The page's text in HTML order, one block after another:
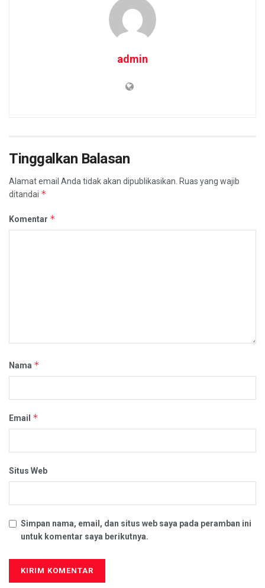
admin
Tinggalkan Balasan
Alamat email Anda tidak akan dipublikasikan. Ruas yang wajib
ditandai *
Komentar *
Nama *
Email *
Situs Web
Simpan nama, email, dan situs web saya pada peramban ini
untuk komentar saya berikutnya.